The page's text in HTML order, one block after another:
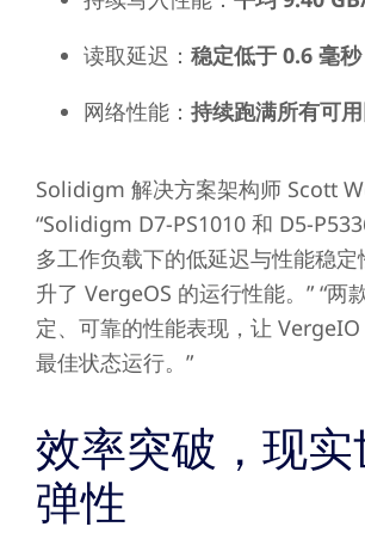
读取延迟： 稳定低于 0.6 毫秒
网络性能： 持续跑满所有可
Solidigm 解决方案架构师 Scott
“Solidigm D7-PS1010 和 D5-
多工作负载下的低延迟与性能稳
升了 VergeOS 的运行性能。” “两
定、可靠的性能表现，让
最佳状态运行。”
效率突破，现实
弹性